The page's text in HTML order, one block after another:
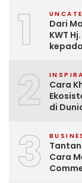
1
Dari
KWT
2
Cara
di
3
Cara